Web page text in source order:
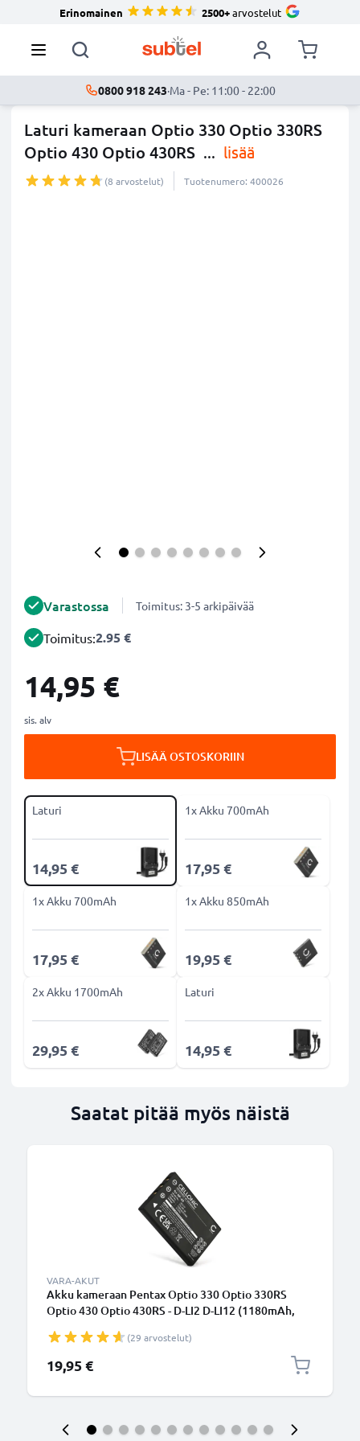
Erinomainen 2500+arvostelut
0800 918 243·Ma - Pe: 11:00 - 22:00
Laturi kameraan Optio 330 Optio 330RS
Optio 430 Optio 430RS ... lisää
(8 arvostelut) Tuotenumero: 400026
Varastossa Toimitus: 3-5 arkipäivää
Toimitus:2.95 €
14,95 €
sis. alv
LISÄÄ OSTOSKORIIN
Laturi
14,95 €
1x Akku 700mAh
17,95 €
1x Akku 700mAh
17,95 €
1x Akku 850mAh
19,95 €
2x Akku 1700mAh
29,95 €
Laturi
14,95 €
Saatat pitää myös näistä
VARA-AKUT
Akku kameraan Pentax Optio 330 Optio 330RS
Optio 430 Optio 430RS - D-LI2 D-LI12 (1180mAh,
(29 arvostelut)
19,95 €